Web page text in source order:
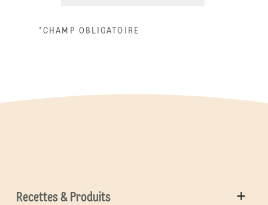
*CHAMP OBLIGATOIRE
Recettes & Produits